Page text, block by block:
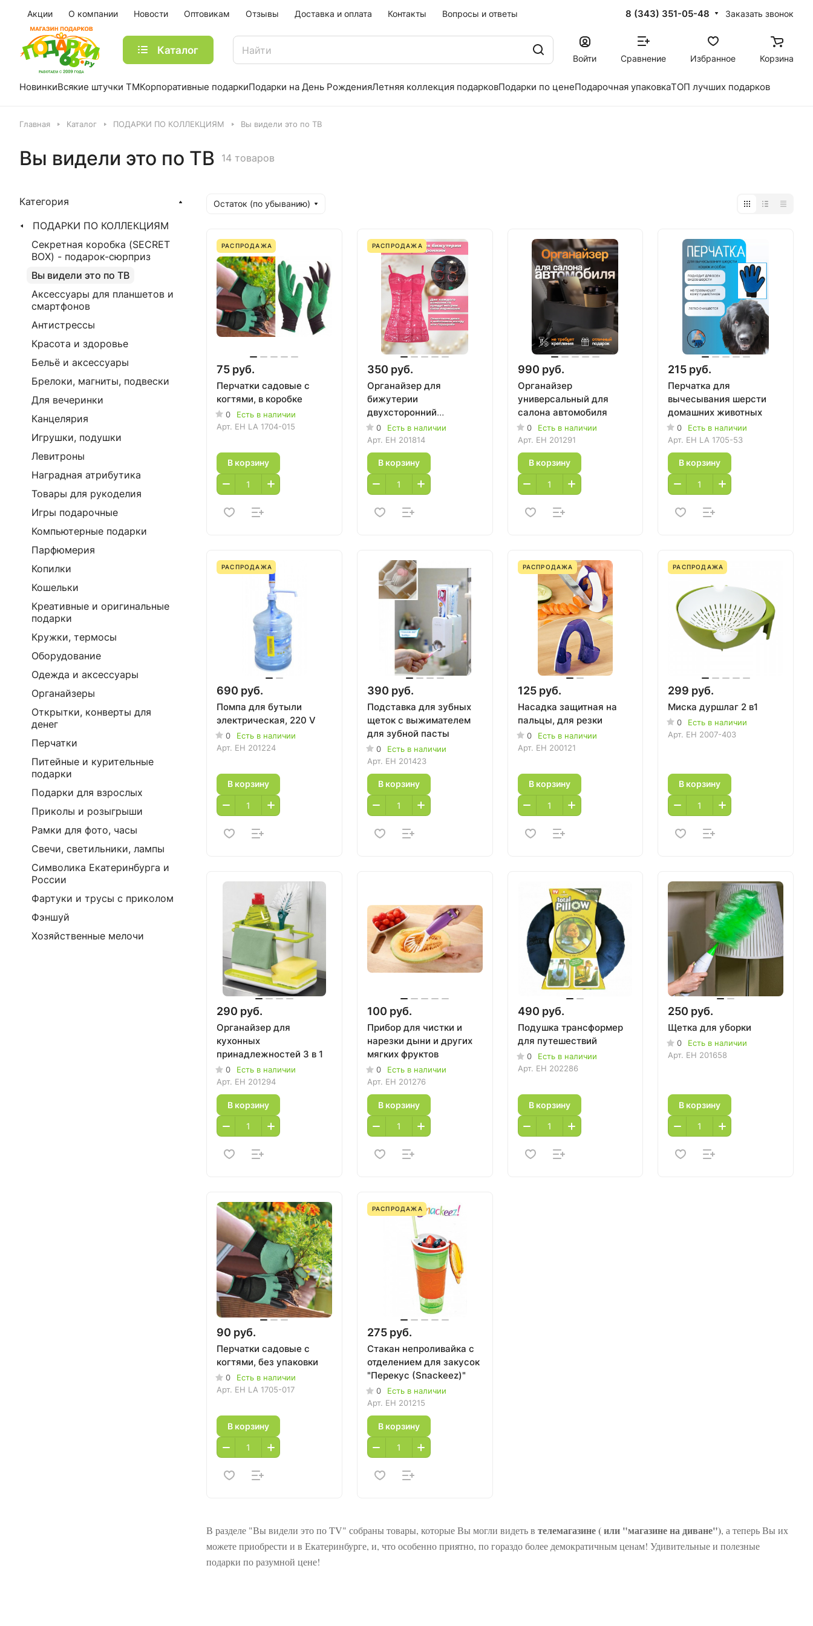
Акции О компании Новости Оптовикам Отзывы Доставка и оплата Контакты Вопросы и ответы 8 (343) 351-05-48 Заказать звонок
Каталог
Войти Сравнение Избранное Корзина
НовинкиВсякие штучки ТМКорпоративные подаркиПодарки на День РожденияЛетняя коллекция подарковПодарки по ценеПодарочная упаковкаТОП лучших подарков
Главная Каталог ПОДАРКИ ПО КОЛЛЕКЦИЯМ Вы видели это по ТВ
Вы видели это по ТВ 14 товаров
Остаток (по убыванию)
РАСПРОДАЖА
75 руб.
Перчатки садовые с
когтями, в коробке
0
Есть в наличии
Арт. EH LA 1704-015
В корзину
РАСПРОДАЖА
350 руб.
Органайзер для
бижутерии
двухсторонний
"Маленькое платье"
0
Есть в наличии
Арт. EH 201814
В корзину
990 руб.
Органайзер
универсальный для
салона автомобиля
0
Есть в наличии
Арт. EH 201291
В корзину
215 руб.
Перчатка для
вычесывания шерсти
домашних животных
0
Есть в наличии
Арт. EH LA 1705-53
В корзину
РАСПРОДАЖА
690 руб.
Помпа для бутыли
электрическая, 220 V
0
Есть в наличии
Арт. EH 201224
В корзину
390 руб.
Подставка для зубных
щеток с выжимателем
для зубной пасты
0
Есть в наличии
Арт. EH 201423
В корзину
РАСПРОДАЖА
125 руб.
Насадка защитная на
пальцы, для резки
0
Есть в наличии
Арт. EH 200121
В корзину
РАСПРОДАЖА
299 руб.
Миска дуршлаг 2 в1
0
Есть в наличии
Арт. EH 2007-403
В корзину
290 руб.
Органайзер для
кухонных
принадлежностей 3 в 1
0
Есть в наличии
Арт. EH 201294
В корзину
100 руб.
Прибор для чистки и
нарезки дыни и других
мягких фруктов
0
Есть в наличии
Арт. EH 201276
В корзину
490 руб.
Подушка трансформер
для путешествий
0
Есть в наличии
Арт. EH 202286
В корзину
250 руб.
Щетка для уборки
0
Есть в наличии
Арт. EH 201658
В корзину
90 руб.
Перчатки садовые с
когтями, без упаковки
0
Есть в наличии
Арт. EH LA 1705-017
В корзину
РАСПРОДАЖА
275 руб.
Стакан непроливайка с
отделением для закусок
"Перекус (Snackeez)"
0
Есть в наличии
Арт. EH 201215
В корзину
В разделе "Вы видели это по TV" собраны товары, которые Вы могли видеть в телемагазине ( или "магазине на диване"), а теперь Вы их
можете приобрести и в Екатеринбурге, и, что особенно приятно, по гораздо более демократичным ценам! Удивительные и полезные
подарки по разумной цене!
Категория
ПОДАРКИ ПО КОЛЛЕКЦИЯМ
Секретная коробка (SECRET
BOX) - подарок-сюрприз
Вы видели это по ТВ
Аксессуары для планшетов и
смартфонов
Антистрессы
Красота и здоровье
Бельё и аксессуары
Брелоки, магниты, подвески
Для вечеринки
Канцелярия
Игрушки, подушки
Левитроны
Наградная атрибутика
Товары для рукоделия
Игры подарочные
Компьютерные подарки
Парфюмерия
Копилки
Кошельки
Креативные и оригинальные
подарки
Кружки, термосы
Оборудование
Одежда и аксессуары
Органайзеры
Открытки, конверты для
денег
Перчатки
Питейные и курительные
подарки
Подарки для взрослых
Приколы и розыгрыши
Рамки для фото, часы
Свечи, светильники, лампы
Символика Екатеринбурга и
России
Фартуки и трусы с приколом
Фэншуй
Хозяйственные мелочи